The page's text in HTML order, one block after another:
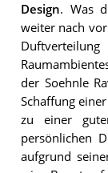
Design. Was
weiter nach
der Soehnle
Schaffung
zu einer
persönlichen
aufgrund